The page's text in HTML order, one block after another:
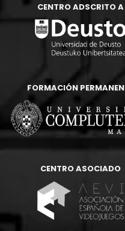
CENTRO ADSCRITO A
FORMACIÓN
CENTRO ASOCIADO